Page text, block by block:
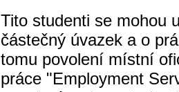
Tito studenti se mohou
částečný úvazek a o
tomu povolení místní
práce "Employment